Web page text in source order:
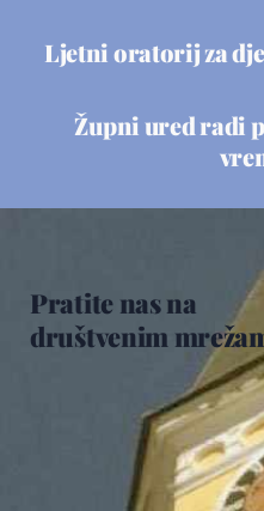
Ljetni oratorij za
Župni ured radi
Pratite nas na
društvenim